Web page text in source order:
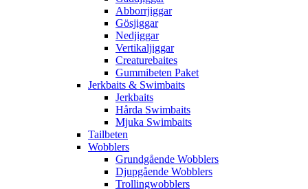
Abborrjiggar
Gösjiggar
Nedjiggar
Vertikaljiggar
Creaturebaites
Gummibeten Paket
Jerkbaits & Swimbaits
Jerkbaits
Hårda Swimbaits
Mjuka Swimbaits
Tailbeten
Wobblers
Grundgående Wobblers
Djupgående Wobblers
Trollingwobblers